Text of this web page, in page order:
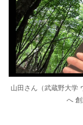
山田さん（武蔵野大学
へ 創